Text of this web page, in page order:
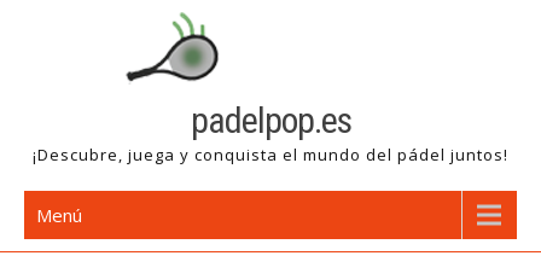
padelpop.es
¡Descubre, juega y conquista el mundo del pádel juntos!
Menú